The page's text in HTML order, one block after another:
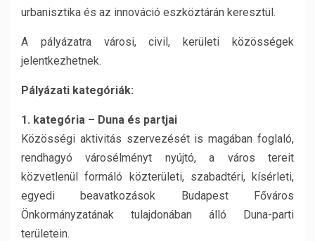
urbanisztika és az innováció eszköztárán keresztül.
A pályázatra városi, civil, kerületi közösségek
jelentkezhetnek.
Pályázati kategóriák:
1. kategória – Duna és partjai
Közösségi aktivitás szervezését is magában foglaló,
rendhagyó városélményt nyújtó, a város tereit
közvetlenül formáló közterületi, szabadtéri, kísérleti,
egyedi beavatkozások Budapest Főváros
Önkormányzatának tulajdonában álló Duna-parti
területein.